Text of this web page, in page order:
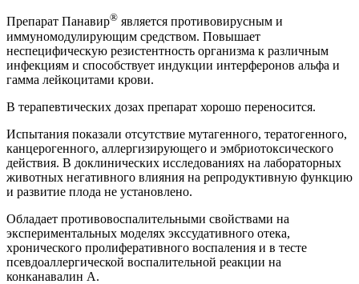
Препарат Панавир® является противовирусным и
иммуномодулирующим средством. Повышает
неспецифическую резистентность организма к различным
инфекциям и способствует индукции интерферонов альфа и
гамма лейкоцитами крови.
В терапевтических дозах препарат хорошо переносится.
Испытания показали отсутствие мутагенного, тератогенного,
канцерогенного, аллергизирующего и эмбриотоксического
действия. В доклинических исследованиях на лабораторных
животных негативного влияния на репродуктивную функцию
и развитие плода не установлено.
Обладает противовоспалительными свойствами на
экспериментальных моделях экссудативного отека,
хронического пролиферативного воспаления и в тесте
псевдоаллергической воспалительной реакции на
конканавалин А.